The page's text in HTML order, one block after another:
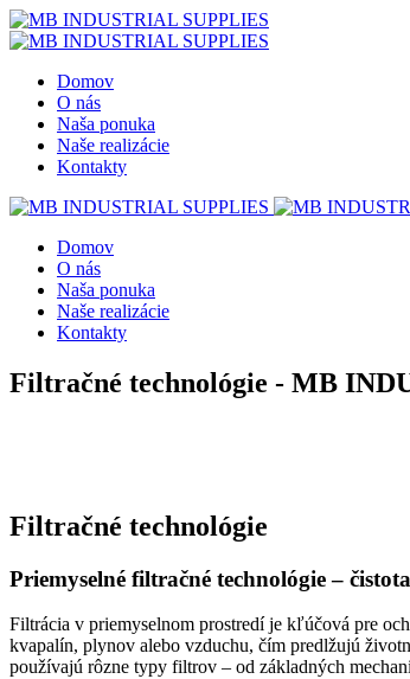
Domov
O nás
Naša ponuka
Naše realizácie
Kontakty
Domov
O nás
Naša ponuka
Naše realizácie
Kontakty
Filtračné technológie - MB
Filtračné technológie
Priemyselné filtračné technológie –
Filtrácia v priemyselnom prostredí je kľúčová pre
kvapalín, plynov alebo vzduchu, čím predlžujú
používajú rôzne typy filtrov – od základných